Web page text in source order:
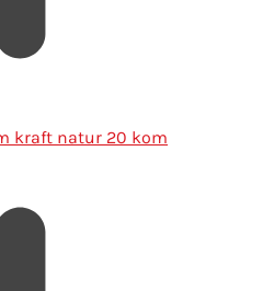
kraft natur 20 kom